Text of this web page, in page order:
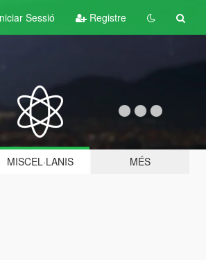
Sessió Registre
MISCEL·LANIS MÉS